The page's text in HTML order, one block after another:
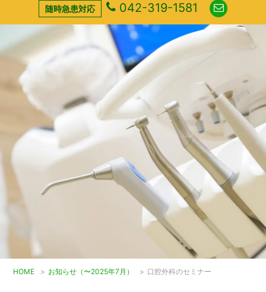
随時急患対応 042-319-1581
HOME > お知らせ（〜2025年7月） > 口腔外科のセミナー